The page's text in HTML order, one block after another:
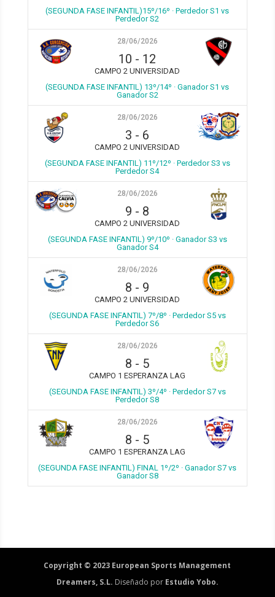
(SEGUNDA FASE INFANTIL)15º/16º · Perdedor S1 vs
Perdedor S2
28/06/2026
10 - 12
CAMPO 2 UNIVERSIDAD
(SEGUNDA FASE INFANTIL) 13º/14º · Ganador S1 vs
Ganador S2
28/06/2026
3 - 6
CAMPO 2 UNIVERSIDAD
(SEGUNDA FASE INFANTIL) 11º/12º · Perdedor S3 vs
Perdedor S4
28/06/2026
9 - 8
CAMPO 2 UNIVERSIDAD
(SEGUNDA FASE INFANTIL) 9º/10º · Ganador S3 vs
Ganador S4
28/06/2026
8 - 9
CAMPO 2 UNIVERSIDAD
(SEGUNDA FASE INFANTIL) 7º/8º · Perdedor S5 vs
Perdedor S6
28/06/2026
8 - 5
CAMPO 1 ESPERANZA LAG
(SEGUNDA FASE INFANTIL) 3º/4º · Perdedor S7 vs
Perdedor S8
28/06/2026
8 - 5
CAMPO 1 ESPERANZA LAG
(SEGUNDA FASE INFANTIL) FINAL 1º/2º · Ganador S7 vs
Ganador S8
Copyright © 2023 European Sports Management
Dreamers, S.L. Diseñado por Estudio Yobo.